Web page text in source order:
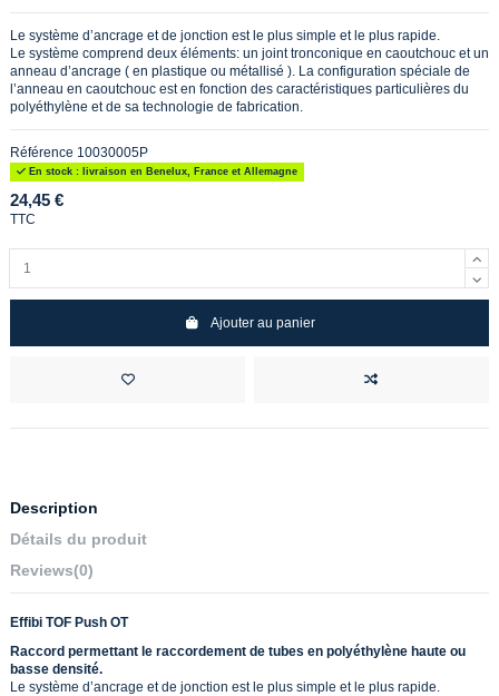
Le système d’ancrage et de jonction est le plus simple et le plus rapide.
Le système comprend deux éléments: un joint tronconique en caoutchouc et un
anneau d’ancrage ( en plastique ou métallisé ). La configuration spéciale de
l’anneau en caoutchouc est en fonction des caractéristiques particulières du
polyéthylène et de sa technologie de fabrication.
Référence 10030005P
En stock : livraison en Benelux, France et Allemagne
24,45 €
TTC
Ajouter au panier
Description
Détails du produit
Reviews(0)
Effibi TOF Push OT
Raccord permettant le raccordement de tubes en polyéthylène haute ou
basse densité.
Le système d’ancrage et de jonction est le plus simple et le plus rapide.